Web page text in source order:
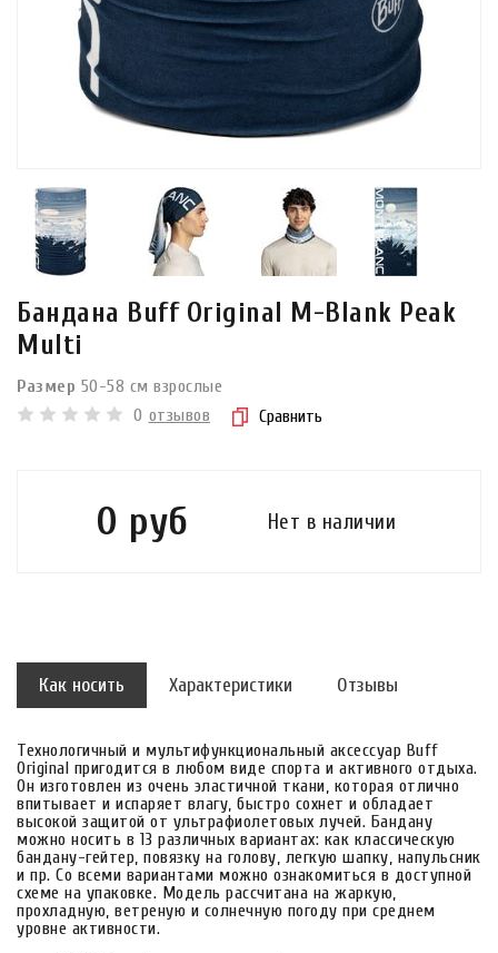
Бандана Buff Original M-Blank Peak
Multi
Размер 50-58 см взрослые
0 отзывов Сравнить
0 руб Нет в наличии
Как носить Характеристики Отзывы
Технологичный и мультифункциональный аксессуар Buff
Original пригодится в любом виде спорта и активного отдыха.
Он изготовлен из очень эластичной ткани, которая отлично
впитывает и испаряет влагу, быстро сохнет и обладает
высокой защитой от ультрафиолетовых лучей. Бандану
можно носить в 13 различных вариантах: как классическую
бандану-гейтер, повязку на голову, легкую шапку, напульсник
и пр. Со всеми вариантами можно ознакомиться в доступной
схеме на упаковке. Модель рассчитана на жаркую,
прохладную, ветреную и солнечную погоду при среднем
уровне активности.